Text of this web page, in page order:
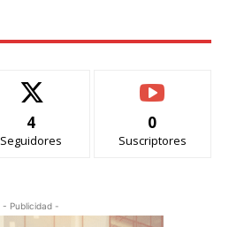
4
Seguidores
0
Suscriptores
- Publicidad -